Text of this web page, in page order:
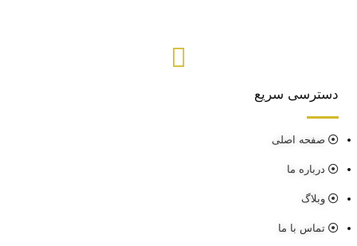
دسترسی سریع
صفحه اصلی
درباره ما
وبلاگ
تماس با ما